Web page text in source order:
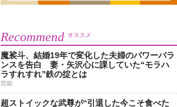
Recommend オススメ
魔裟斗、結婚19年で変化した夫婦のパワーバラ
ンスを告白 妻・矢沢心に課していた“モラハ
ラすれすれ”鉄の掟とは
芸能
超ストイックな武尊が“引退した今こそ食べた